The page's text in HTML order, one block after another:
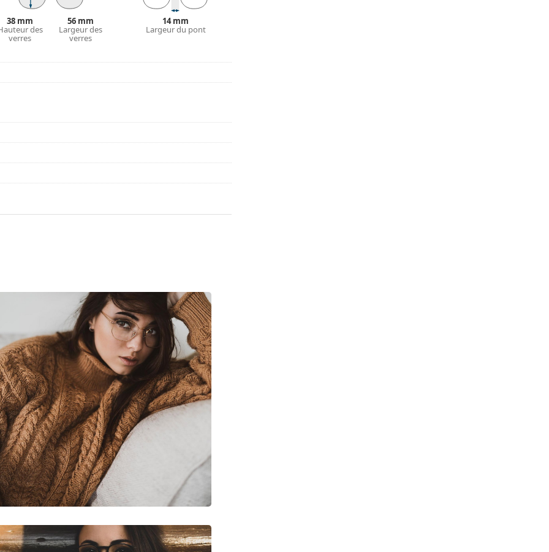
38 mm
des
verres
56 mm
Largeur des
verres
14 mm
Largeur du pont